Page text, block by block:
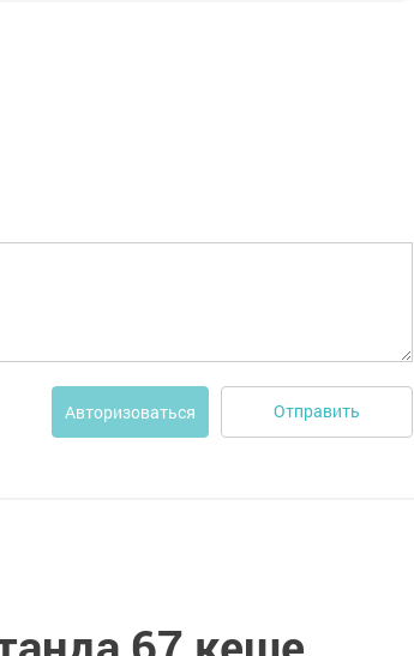
Авторизоваться Отправить